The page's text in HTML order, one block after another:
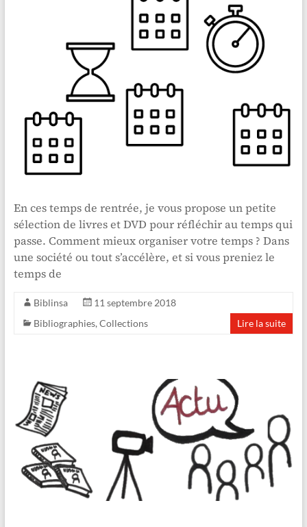
En ces temps de rentrée, je vous propose un petite
sélection de livres et DVD pour réfléchir au temps qui
passe. Comment mieux organiser votre temps ? Dans
une société ou tout s’accélère, et si vous preniez le
temps de
Biblinsa
11 septembre 2018
Bibliographies, Collections Lire la suite